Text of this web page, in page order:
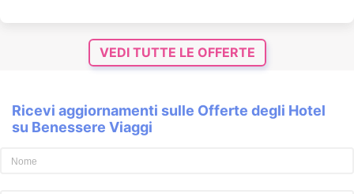
VEDI TUTTE LE OFFERTE
Ricevi aggiornamenti sulle Offerte degli Hotel
su Benessere Viaggi